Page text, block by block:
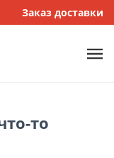
Заказ доставки
то